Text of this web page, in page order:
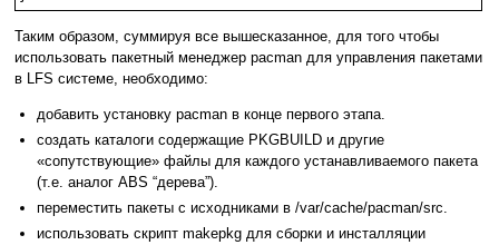
Таким образом, суммируя все вышесказанное, для того чтобы
использовать пакетный менеджер pacman для управления пакетами
в LFS системе, необходимо:
добавить установку pacman в конце первого этапа.
создать каталоги содержащие PKGBUILD и другие
«сопутствующие» файлы для каждого устанавливаемого пакета
(т.е. аналог ABS “дерева”).
переместить пакеты с исходниками в /var/cache/pacman/src.
использовать скрипт makepkg для сборки и инсталляции